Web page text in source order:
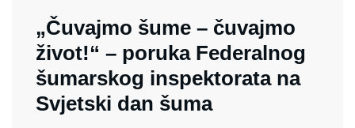
„Čuvajmo šume – čuvajmo
život!“ – poruka Federalnog
šumarskog inspektorata na
Svjetski dan šuma